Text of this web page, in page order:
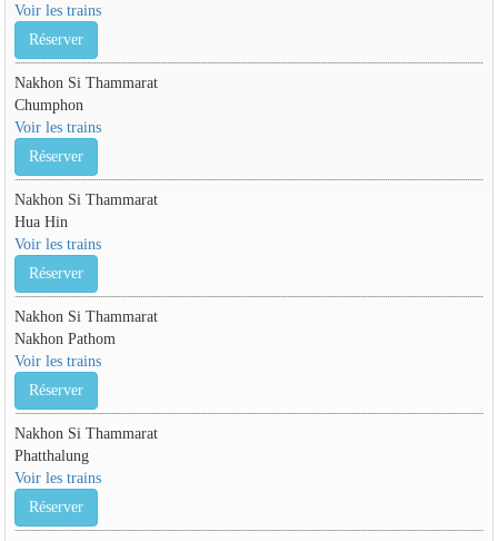
Voir les trains
Réserver
Nakhon Si Thammarat
Chumphon
Voir les trains
Réserver
Nakhon Si Thammarat
Hua Hin
Voir les trains
Réserver
Nakhon Si Thammarat
Nakhon Pathom
Voir les trains
Réserver
Nakhon Si Thammarat
Phatthalung
Voir les trains
Réserver